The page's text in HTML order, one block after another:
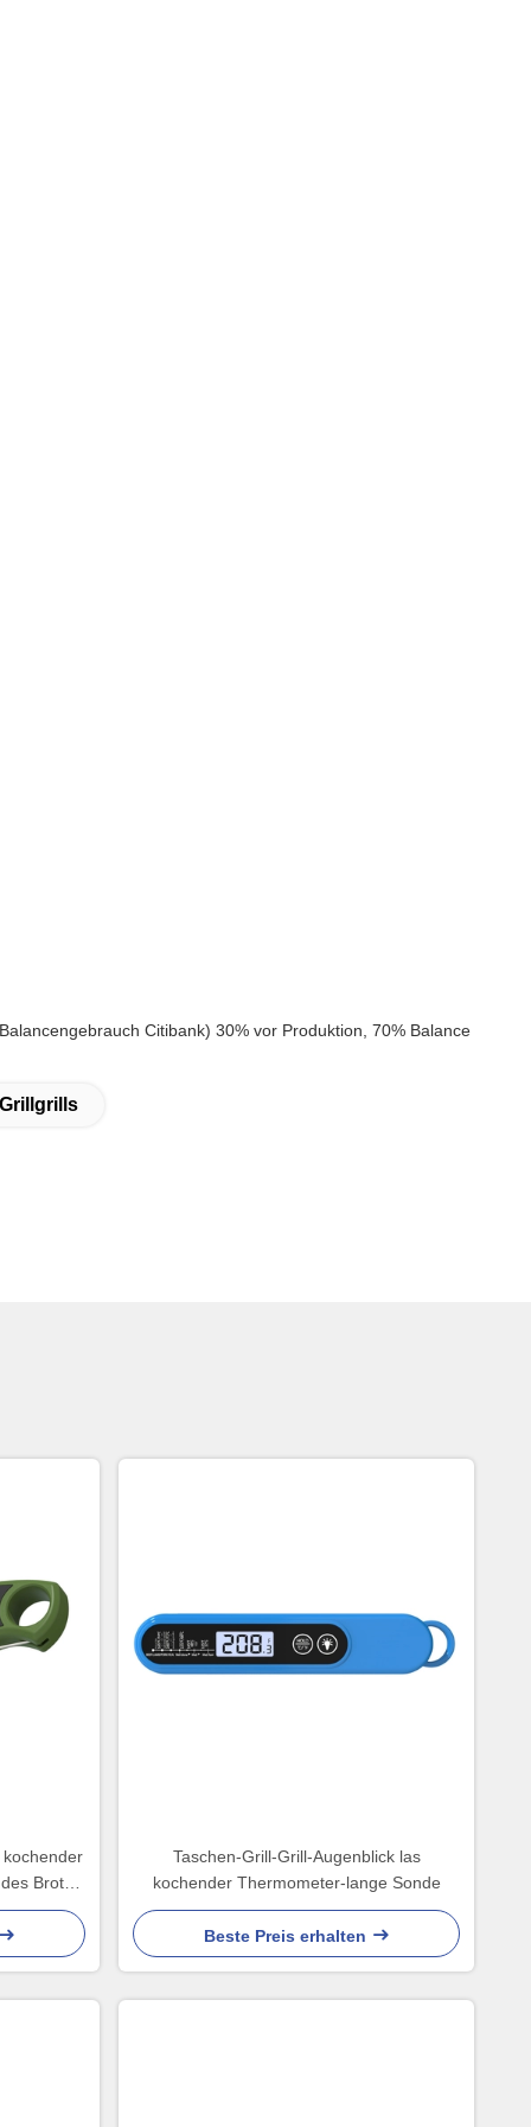
Citibank) 30% vor Produktion, 70% Balance
Brot-
Taschen-Grill-Grill-Augenblick las
kochender Thermometer-lange Sonde
Beste Preis erhalten